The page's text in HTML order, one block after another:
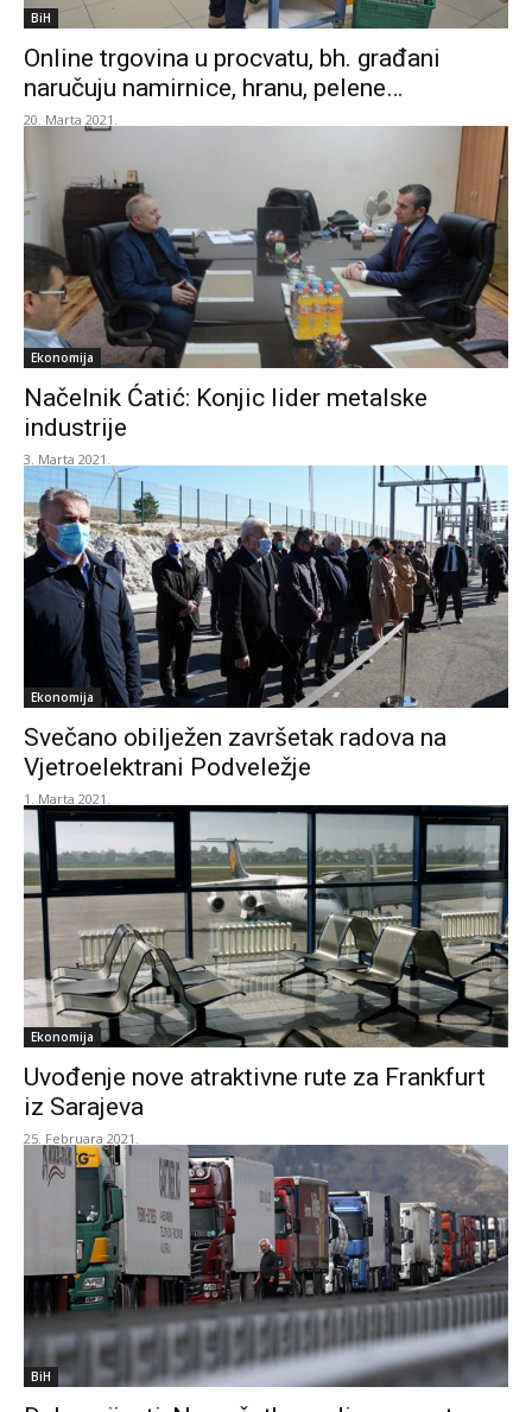
BiH
Online trgovina u procvatu, bh. građani
naručuju namirnice, hranu, pelene…
20. Marta 2021.
Ekonomija
Načelnik Ćatić: Konjic lider metalske
industrije
3. Marta 2021.
Ekonomija
Svečano obilježen završetak radova na
Vjetroelektrani Podveležje
1. Marta 2021.
Ekonomija
Uvođenje nove atraktivne rute za Frankfurt
iz Sarajeva
25. Februara 2021.
BiH